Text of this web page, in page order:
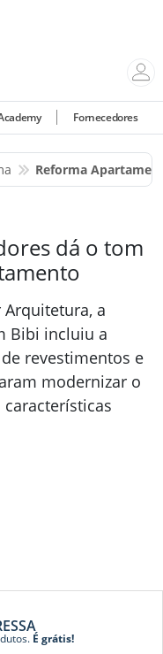
Fornecedores
Reforma
dá o tom
a
Bibi incluiu a
revestimentos e
modernizar o
É grátis!